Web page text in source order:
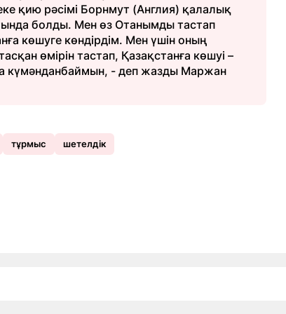
қию рәсімі Борнмут (Англия) қалалық
болды. Мен өз Отанымды тастап
көшуге көндірдім. Мен үшін оның
өмірін тастап, Қазақстанға көшуі –
күмәнданбаймын, - деп жазды Маржан
тұрмыс шетелдік